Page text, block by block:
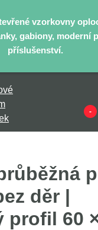
vzorkovny
gabiony, moderní
příslušenství.
-
děr |
profil 60